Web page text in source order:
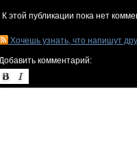
К этой публикации пока нет
Хочешь узнать, что напишут
комментарий: